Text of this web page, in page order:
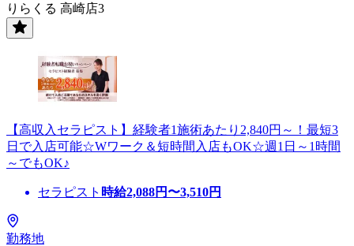
りらくる 高崎店3
【高収入セラピスト】経験者1施術あたり2,840円～！最短3
日で入店可能☆Wワーク＆短時間入店もOK☆週1日～1時間
～でもOK♪
セラピスト 時給2,088円〜3,510円
勤務地